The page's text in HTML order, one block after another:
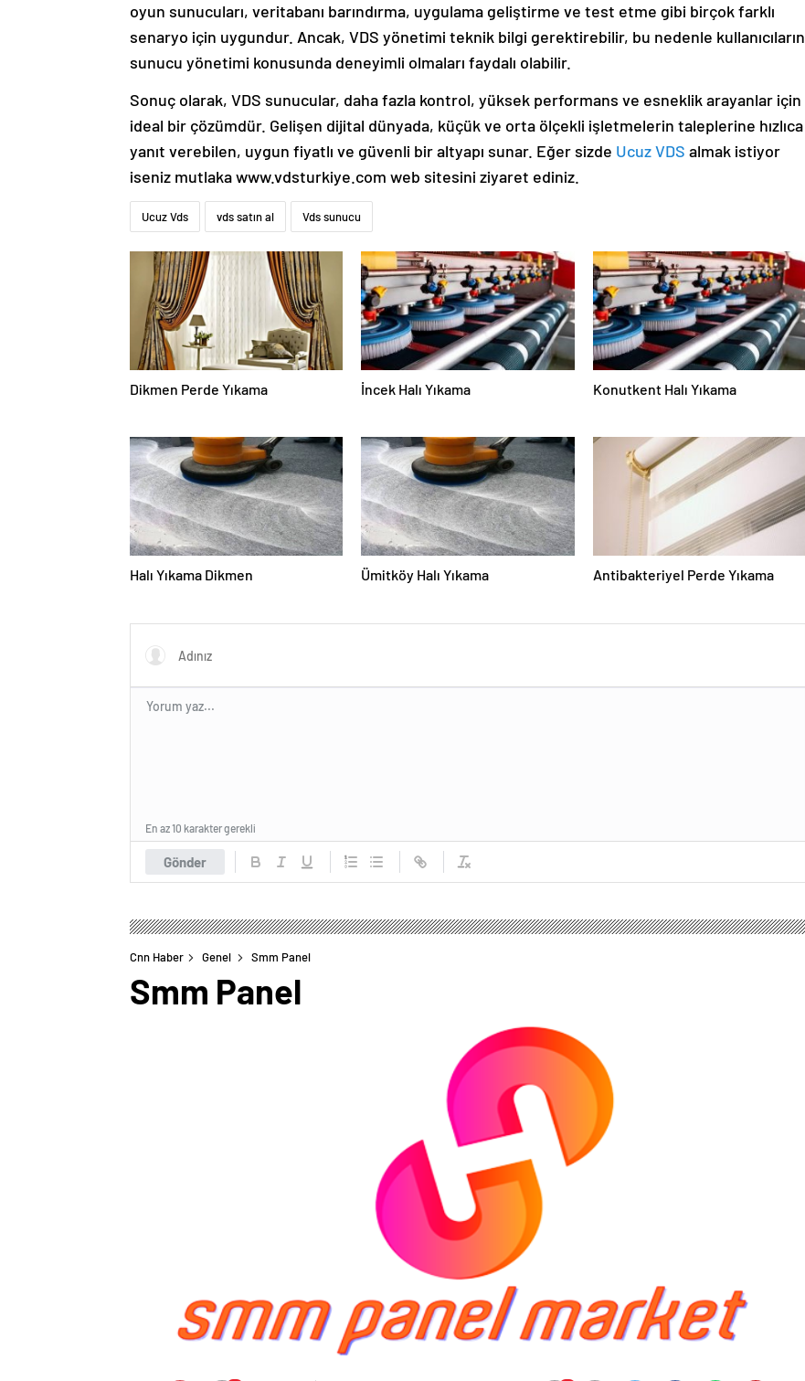
oyun sunucuları, veritabanı barındırma, uygulama geliştirme ve test etme gibi birçok farklı
senaryo için uygundur. Ancak, VDS yönetimi teknik bilgi gerektirebilir, bu nedenle kullanıcıların
sunucu yönetimi konusunda deneyimli olmaları faydalı olabilir.
Sonuç olarak, VDS sunucular, daha fazla kontrol, yüksek performans ve esneklik arayanlar için
ideal bir çözümdür. Gelişen dijital dünyada, küçük ve orta ölçekli işletmelerin taleplerine hızlıca
yanıt verebilen, uygun fiyatlı ve güvenli bir altyapı sunar. Eğer sizde Ucuz VDS almak istiyor
iseniz mutlaka www.vdsturkiye.com web sitesini ziyaret ediniz.
Ucuz Vds vds satın al Vds sunucu
Dikmen Perde Yıkama İncek Halı Yıkama Konutkent Halı Yıkama
Halı Yıkama Dikmen Ümitköy Halı Yıkama Antibakteriyel Perde Yıkama
Gönder
En az 10 karakter gerekli
Cnn Haber Genel Smm Panel
Smm Panel